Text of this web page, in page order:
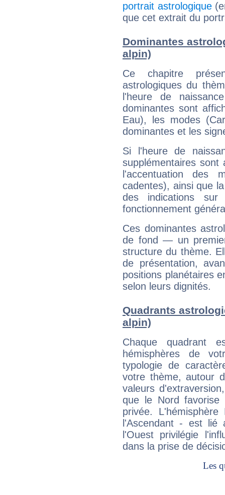
portrait astrologique
que cet extrait du
Dominantes
alpin)
Ce chapitre
astrologiques du
l'heure de
dominantes sont
Eau), les modes
dominantes et les
Si l'heure de
supplémentaires sont
l'accentuation des
cadentes), ainsi que
des indications sur
fonctionnement
Ces dominantes
de fond — un
structure du thème.
de présentation,
positions planétaires
selon leurs dignités.
Quadrants
alpin)
Chaque quadrant
hémisphères de
typologie de
votre thème, autour
valeurs
que le Nord favorise
privée.
l'Ascendant - est
l'Ouest privilégie
dans la prise de